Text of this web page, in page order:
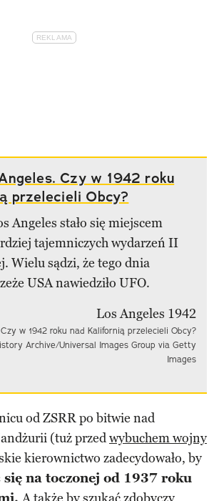
Czy w 1942 roku
przelecieli Obcy?
Angeles stało się miejscem
tajemniczych wydarzeń II
Wielu sądzi, że tego dnia
USA nawiedziło UFO.
w 1942 roku nad Kalifornią przelecieli Obcy?
Archive/Universal Images Group via Getty
Images
od ZSRR po bitwie nad
(tuż przedwybuchem wojny
kierownictwo zadecydowało, by
na toczonej od 1937 roku